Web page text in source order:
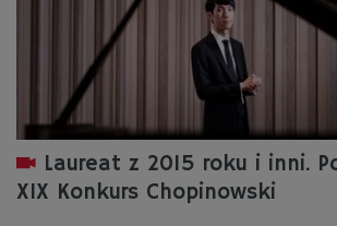
Laureat z 2015 roku i inni.
XIX Konkurs Chopinowski